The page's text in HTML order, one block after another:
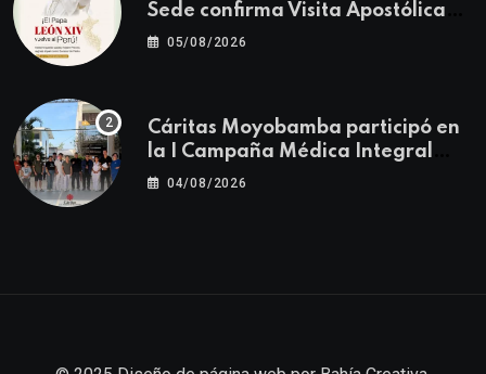
Sede confirma Visita Apostólica
del 11 al 17 de noviembre
05/08/2026
Cáritas Moyobamba participó en
la I Campaña Médica Integral
Gratuita llevando salud y
04/08/2026